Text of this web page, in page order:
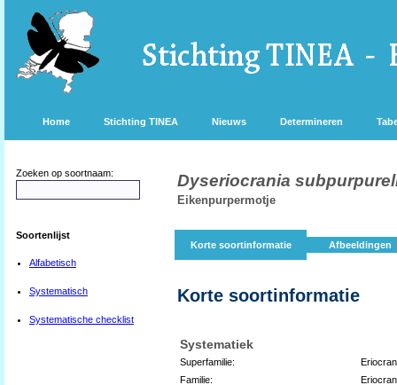
Home Stichting TINEA Nieuws Determineren
Zoeken op soortnaam:
Soortenlijst
Alfabetisch
Systematisch
Systematische checklist
Dyseriocrania
Eikenpurpermotje
Korte soortinformatie Afbeeldingen
Korte soortinformatie
Systematiek
Superfamilie:
Familie: